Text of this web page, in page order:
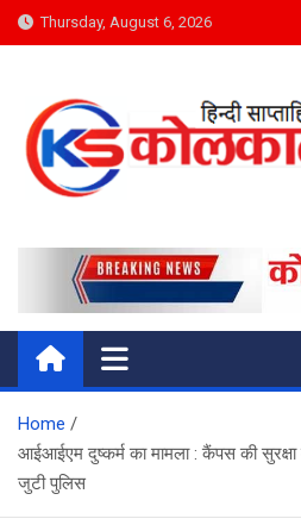
Skip
to
Thursday, August 6, 2026
Kolkata Saransh
समाज का आईना
Home
आईआईएम दुष्कर्म का मामला : कैंपस की
जुटी पुलिस